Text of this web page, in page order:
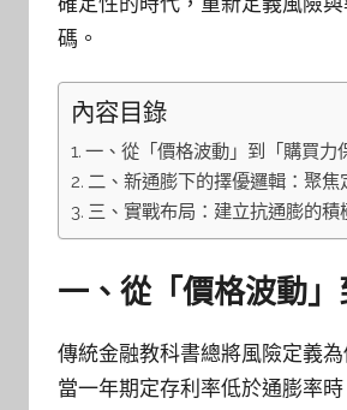
碼。
內容目錄
一、從「價格波動」到「購買力
二、新通膨下的擇優邏輯：聚
三、實戰布局：建立抗通膨的積
一、從「價格波動
傳統金融教科書總將風險定義
當一年期定存利率低於通膨率